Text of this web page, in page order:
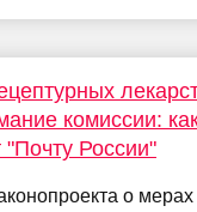
комиссии:
России"
о